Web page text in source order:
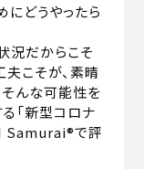
にどうやったら
況だからこそ
夫こそが、素晴
んな可能性を
「新型コロナ
Samurai®で評